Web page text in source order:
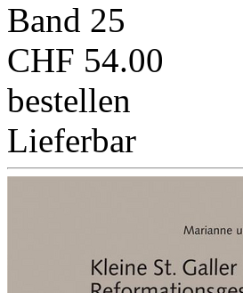
Band 25
CHF 54.00
bestellen
Lieferbar